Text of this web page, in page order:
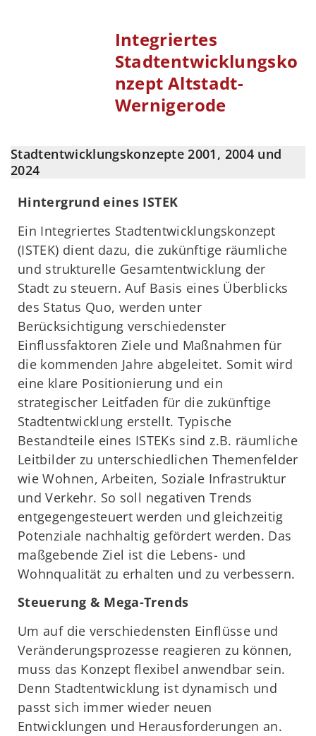
Integriertes
Stadtentwicklungsko
nzept Altstadt-
Wernigerode
Stadtentwicklungskonzepte 2001, 2004 und
2024
Hintergrund eines ISTEK
Ein Integriertes Stadtentwicklungskonzept
(ISTEK) dient dazu, die zukünftige räumliche
und strukturelle Gesamtentwicklung der
Stadt zu steuern. Auf Basis eines Überblicks
des Status Quo, werden unter
Berücksichtigung verschiedenster
Einflussfaktoren Ziele und Maßnahmen für
die kommenden Jahre abgeleitet. Somit wird
eine klare Positionierung und ein
strategischer Leitfaden für die zukünftige
Stadtentwicklung erstellt. Typische
Bestandteile eines ISTEKs sind z.B. räumliche
Leitbilder zu unterschiedlichen Themenfelder
wie Wohnen, Arbeiten, Soziale Infrastruktur
und Verkehr. So soll negativen Trends
entgegengesteuert werden und gleichzeitig
Potenziale nachhaltig gefördert werden. Das
maßgebende Ziel ist die Lebens- und
Wohnqualität zu erhalten und zu verbessern.
Steuerung & Mega-Trends
Um auf die verschiedensten Einflüsse und
Veränderungsprozesse reagieren zu können,
muss das Konzept flexibel anwendbar sein.
Denn Stadtentwicklung ist dynamisch und
passt sich immer wieder neuen
Entwicklungen und Herausforderungen an.